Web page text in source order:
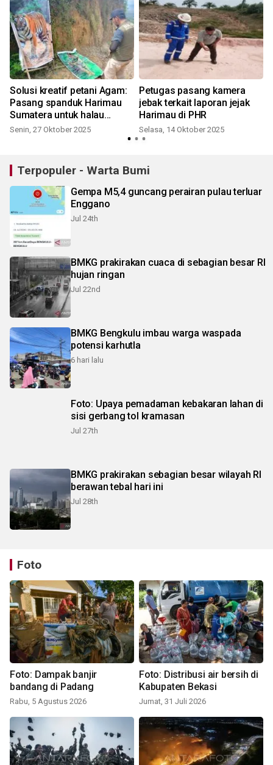
Solusi kreatif petani Agam:
Pasang spanduk Harimau
Sumatera untuk halau
monyet
Senin, 27 Oktober 2025
Petugas pasang kamera
jebak terkait laporan jejak
Harimau di PHR
Selasa, 14 Oktober 2025
Terpopuler - Warta Bumi
Gempa M5,4 guncang perairan pulau terluar
Enggano
Jul 24th
BMKG prakirakan cuaca di sebagian besar RI
hujan ringan
Jul 22nd
BMKG Bengkulu imbau warga waspada
potensi karhutla
6 hari lalu
Foto: Upaya pemadaman kebakaran lahan di
sisi gerbang tol kramasan
Jul 27th
BMKG prakirakan sebagian besar wilayah RI
berawan tebal hari ini
Jul 28th
Foto
Foto: Dampak banjir
bandang di Padang
Rabu, 5 Agustus 2026
Foto: Distribusi air bersih di
Kabupaten Bekasi
Jumat, 31 Juli 2026